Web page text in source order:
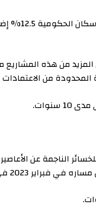
وعلى وجه التحديد،
من هذه المشاريع من
من الاعتمادات
عن الأعاصير